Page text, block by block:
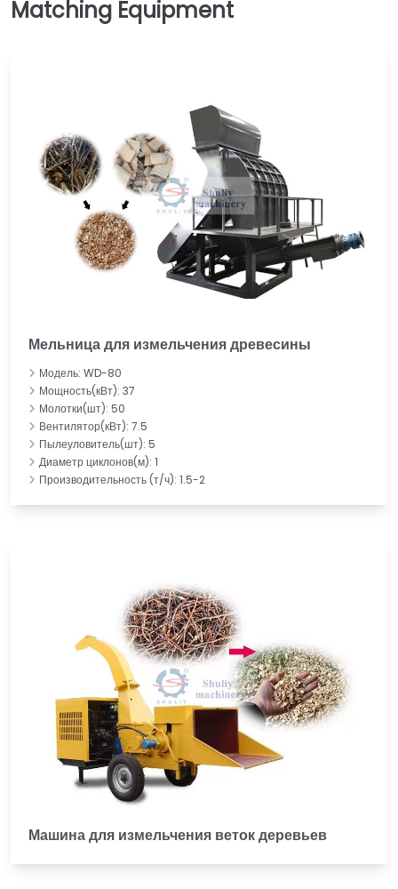
Мельница для измельчения древесины
Модель: WD-80
Мощность(кВт): 37
Молотки(шт): 50
Вентилятор(кВт): 7.5
Пылеуловитель(шт): 5
Диаметр циклонов(м): 1
Производительность (т/ч): 1.5-2
Машина для измельчения веток деревьев